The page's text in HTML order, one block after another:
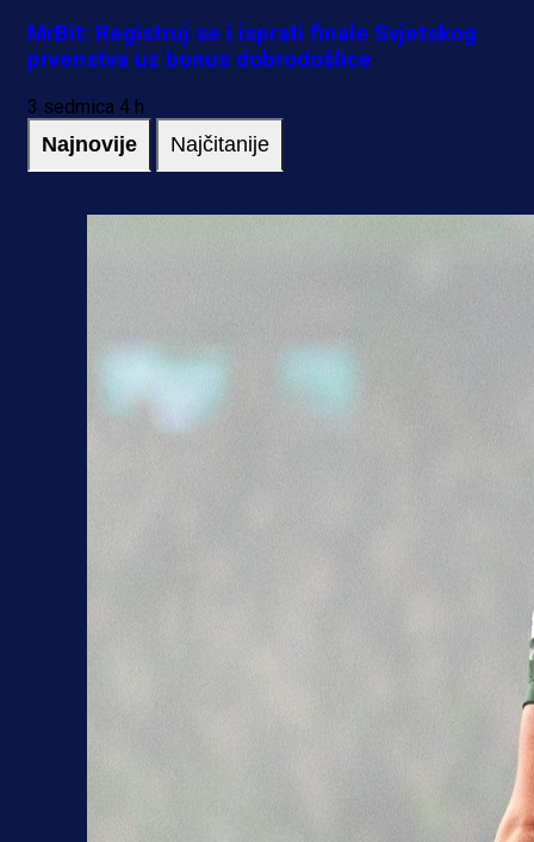
MrBit: Registruj se i isprati finale Svjetskog
prvenstva uz bonus dobrodošlice
3 sedmica 4 h
Najnovije Najčitanije